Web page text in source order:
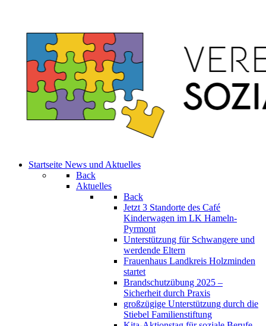
Startseite News und Aktuelles
Back
Aktuelles
Back
Jetzt 3 Standorte des Café
Kinderwagen im LK Hameln-
Pyrmont
Unterstützung für Schwangere und
werdende Eltern
Frauenhaus Landkreis Holzminden
startet
Brandschutzübung 2025 –
Sicherheit durch Praxis
großzügige Unterstützung durch die
Stiebel Familienstiftung